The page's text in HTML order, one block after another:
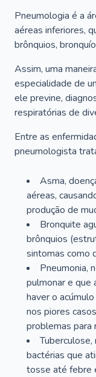
Pneumologia é a
aéreas inferiores,
brônquios,
Assim, uma
especialidade de
ele previne,
respiratórias de
Entre as
pneumologista
Asma,
aéreas,
produção de
Bronquite
brônquios
sintomas como
Pneumonia,
pulmonar e que
haver o
nos piores
problemas para
Tuberculose,
bactérias que
tosse até febre